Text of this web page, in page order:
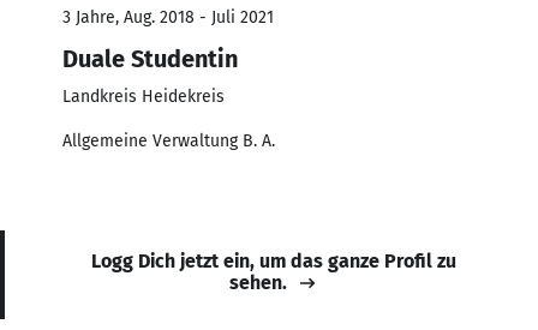
3 Jahre, Aug. 2018 - Juli 2021
Duale Studentin
Landkreis Heidekreis
Allgemeine Verwaltung B. A.
Logg Dich jetzt ein, um das ganze Profil zu
sehen.